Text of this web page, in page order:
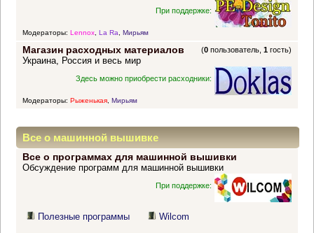
При поддержке:
Модераторы: Lennox, La Ra, Мирьям
Магазин расходных материалов (0 пользователь,1 гость)
Украина, Россия и весь мир
Здесь можно приобрести расходники:
Модераторы: Рыженькая, Мирьям
Все о машинной вышивке
Все о программах для машинной вышивки
Обсуждение программ для машинной вышивки
При поддержке:
Полезные программы Wilcom